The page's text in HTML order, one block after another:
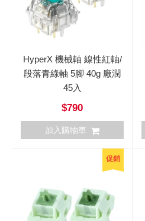
HyperX 機械軸 線性紅軸/
段落青綠軸 5腳 40g 廠潤
45入
$790
加入購物車
促銷